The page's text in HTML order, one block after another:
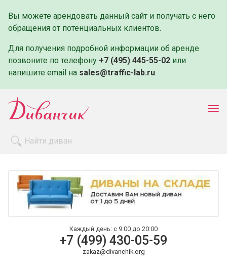
Вы можете арендовать данный сайт и получать с него
обращения от потенциальных клиентов.
Для получения подробной информации об аренде
позвоните по телефону +7 (495) 445-55-02 или
напишите email на sales@traffic-lab.ru.
Оплата и доставка
Контакты
Каждый день: с 9:00 до 20:00
+7 (499) 430-05-59
zakaz@divanchik.org